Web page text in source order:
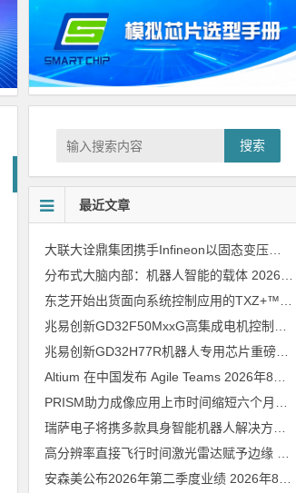
搜索
最近文章
大联大诠鼎集团携手Infineon以固态变压器重构配电效率新标杆
分布式大脑内部：机器人智能的载体 2026年8月6日
兆易创新GD32H77R机器人专用芯片重磅亮相，精准赋能伺服驱动与关节控制
Altium 在中国发布 Agile Teams 2026年8月6日
安森美公布2026年第二季度业绩 2026年8月6日